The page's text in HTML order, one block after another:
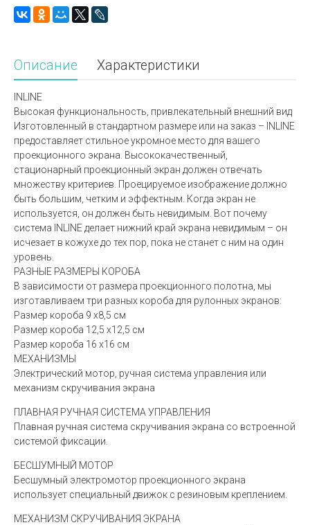
Описание Характеристики
INLINE
Высокая функциональность, привлекательный внешний вид
Изготовленный в стандартном размере или на заказ – INLINE
предоставляет стильное укромное место для вашего
проекционного экрана. Высококачественный,
стационарный проекционный экран должен отвечать
множеству критериев. Проецируемое изображение должно
быть большим, четким и эффектным. Когда экран не
используется, он должен быть невидимым. Вот почему
система INLINE делает нижний край экрана невидимым – он
исчезает в кожухе до тех пор, пока не станет с ним на один
уровень.
РАЗНЫЕ РАЗМЕРЫ КОРОБА
В зависимости от размера проекционного полотна, мы
изготавливаем три разных короба для рулонных экранов:
Размер короба 9 x8,5 см
Размер короба 12,5 x12,5 см
Размер короба 16 x16 см
МЕХАНИЗМЫ
Электрический мотор, ручная система управления или
механизм скручивания экрана
ПЛАВНАЯ РУЧНАЯ СИСТЕМА УПРАВЛЕНИЯ
Плавная ручная система скручивания экрана со встроенной
системой фиксации.
БЕСШУМНЫЙ МОТОР
Бесшумный электромотор проекционного экрана
использует специальный движок с резиновым креплением.
МЕХАНИЗМ СКРУЧИВАНИЯ ЭКРАНА